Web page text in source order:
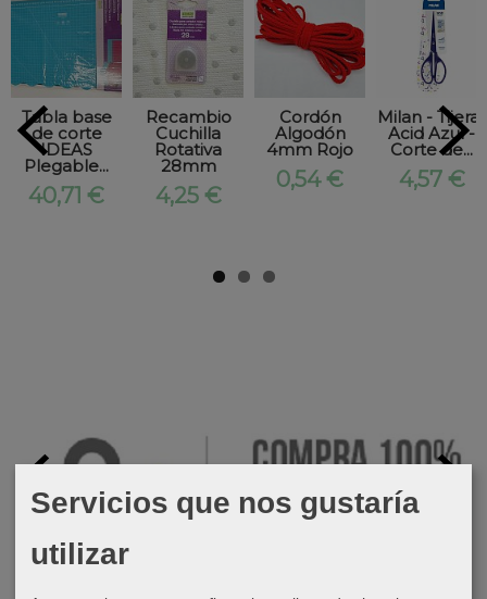
Tabla base
de corte
IDEAS
Plegable...
40,71 €
Recambio
Cuchilla
Rotativa
28mm
4,25 €
Cordón
Algodón
4mm Rojo
0,54 €
Milan - Tijeras
Acid Azul -
Corte de...
4,57 €
Servicios que nos gustaría
utilizar